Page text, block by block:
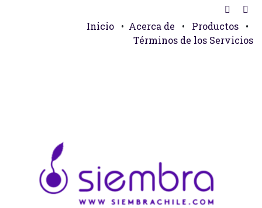
Inicio • Acerca de • Productos
•
Términos de los Servicios